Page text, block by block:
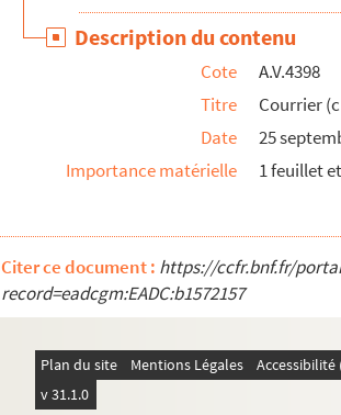
Description du contenu
Cote
A.V.4398
Titre
Courrier
Date
25
Importance matérielle
1 feuillet
Citer ce document : https://ccfr.bnf.fr/
record=eadcgm:EADC:b1572157
Plan du site Mentions Légales
v 31.1.0